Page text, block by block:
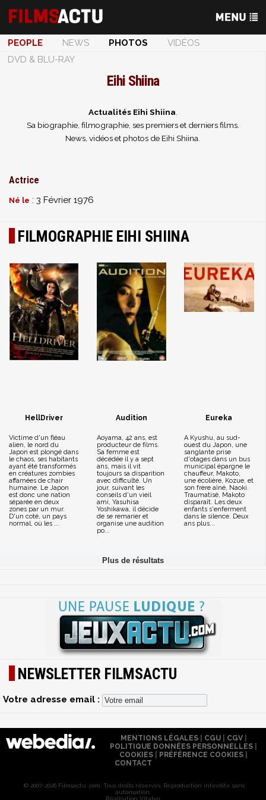
PEOPLE NEWS PHOTOS
VIDÉOS
DVD & BLU-RAY
Eihi Shiina
Actualités Eihi Shiina
Sa biographie, filmographie, ses premiers et derniers films.
News, vidéos et photos de Eihi Shiina.
Actrice
Né le : 3 Février 1976
FILMOGRAPHIE EIHI SHIINA
HellDriver
Victime d'un fléau
alien, le nord du
Japon est plongé dans
le chaos, ses habitants
ayant été transformés
en créatures zombies
affamées de chair
humaine. Le Japon
est donc une nation
séparée en deux
zones par un mur.
D'un coté, un pays
normal, où les ...
Audition
Aoyama, 42 ans, est
producteur de films.
Sa femme est
décédée il y a sept
ans, mais il vit
toujours sa disparition
avec difficulté. Un
jour, suivant les
conseils d'un vieil
ami, Yasuhisa
Yoshikawa, il décide
de se remarier et
organise une audition
po...
Eureka
A Kyushu, au sud-
ouest du Japon, une
sanglante prise
d'otages dans un bus
municipal épargne le
chauffeur, Makoto,
une écolière, Kozue, et
son frère aîné, Naoki.
Traumatisé, Makoto
disparaît. Les deux
enfants s'enferment
dans le silence. Deux
ans plus...
NEWSLETTER FILMSACTU
Votre adresse email :
MENTIONS LÉGALES| CGU| CGV|
POLITIQUE DONNÉES PERSONNELLES
COOKIES
PRÉFÉRENCE COOKIES
CONTACT
© 2007-2026 Filmsactu .com. Tous droits réservés. Reproduction interdite sans
autorisation.
Réalisation Vitalyn